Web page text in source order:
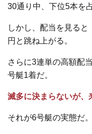
30通り中、下位5本を
しかし、配当を見る
円と跳ね上がる。
さらに3連単の高額配
号艇1着だ。
滅多に決まらないが、
それが6号艇の実態だ。